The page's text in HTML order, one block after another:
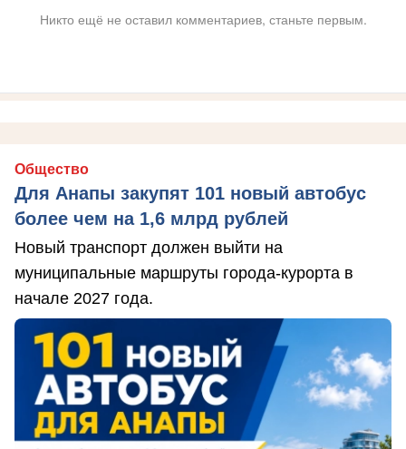
Никто ещё не оставил комментариев, станьте первым.
Общество
Для Анапы закупят 101 новый автобус
более чем на 1,6 млрд рублей
Новый транспорт должен выйти на
муниципальные маршруты города-курорта в
начале 2027 года.